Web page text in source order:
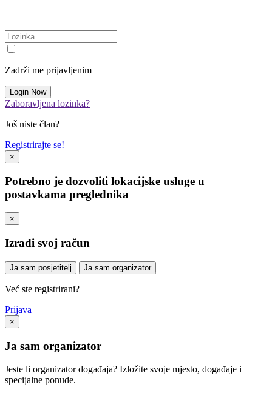
Zadrži me prijavljenim
Zaboravljena lozinka?
Još niste član?
Registrirajte se!
×
Potrebno je dozvoliti lokacijske usluge u
postavkama preglednika
×
Izradi svoj račun
Ja sam posjetitelj Ja sam organizator
Već ste registrirani?
Prijava
×
Ja sam organizator
Jeste li organizator događaja? Izložite svoje mjesto, događaje i
specijalne ponude.